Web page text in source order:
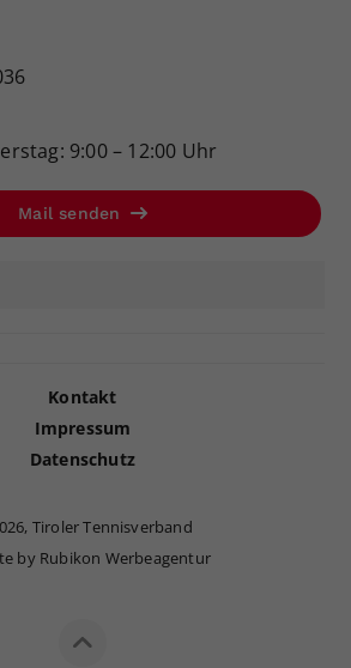
9:00 – 12:00 Uhr
Mail senden
Kontakt
Impressum
Datenschutz
Tiroler Tennisverband
by Rubikon Werbeagentur